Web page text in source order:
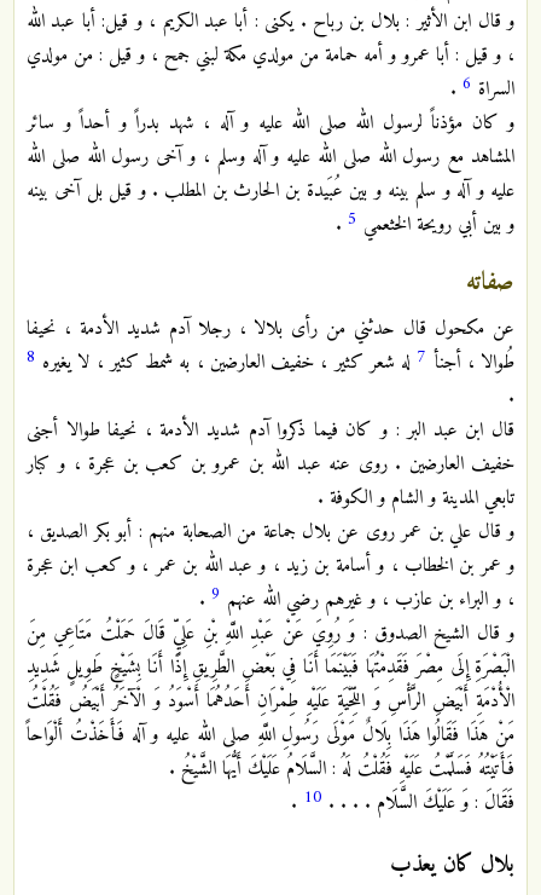
و قال ابن الأثير : بلال بن رباح . يكنى : أبا عبد الكريم ، و قيل: أبا عبد الله
، و قيل : أبا عمرو و أمه حمامة من مولدي مكة لبني جمح ، و قيل : من مولدي
السراة 6
.
و كان مؤذناً لرسول الله صلى الله عليه و آله ، شهد بدراً و أحداً و سائر
المشاهد مع رسول الله صلى الله عليه و آله وسلم ، و آخى رسول الله صلى الله
عليه و آله و سلم بينه و بين عُبَيدة بن الحارث بن المطلب . و قيل بل آخى بينه
و بين أبي رويحة الخثعمي 5
.
صفاته
عن مكحول قال حدثني من رأى بلالا ، رجلا آدم شديد الأدمة ، نحيفا
طُوالا ، أجنأ 7 له شعر كثير ، خفيف العارضين ، به شمط كثير ، لا يغيره 8
.
قال ابن عبد البر : و كان فيما ذكروا آدم شديد الأدمة ، نحيفا طوالا أجنى
خفيف العارضين . روى عنه عبد الله بن عمرو بن كعب بن عجرة ، و كبار
تابعي المدينة و الشام و الكوفة .
و قال علي بن عمر روى عن بلال جماعة من الصحابة منهم : أبو بكر الصديق ،
و عمر بن الخطاب ، و أسامة بن زيد ، و عبد الله بن عمر ، و كعب ابن عجرة
، و البراء بن عازب ، و غيرهم رضي الله عنهم 9
.
و قال الشيخ الصدوق : وَ رُوِيَ عَنْ عَبْدِ اللَّهِ بْنِ عَلِيٍّ قَالَ حَمَلْتُ مَتَاعِي مِنَ
الْبَصْرَةِ إِلَى مِصْرَ فَقَدِمْتُهَا فَبَيْنَمَا أَنَا فِي بَعْضِ الطَّرِيقِ إِذَا أَنَا بِشَيْخٍ طَوِيلٍ شَدِيدِ
الْأُدْمَةِ أَبْيَضِ الرَّأْسِ وَ اللِّحْيَةِ عَلَيْهِ طِمْرَانِ أَحَدُهُمَا أَسْوَدُ وَ الْآخَرُ أَبْيَضُ فَقُلْتُ
مَنْ هَذَا فَقَالُوا هَذَا بِلَالٌ مَوْلَى رَسُولِ اللَّهِ صلى الله عليه و آله فَأَخَذْتُ أَلْوَاحاً
فَأَتَيْتُهُ فَسَلَّمْتُ عَلَيْهِ فَقُلْتُ لَهُ : السَّلَامُ عَلَيْكَ أَيُّهَا الشَّيْخُ .
فَقَالَ : وَ عَلَيْكَ السَّلَام‏ . . . . 10
.
بلال كان يعذب